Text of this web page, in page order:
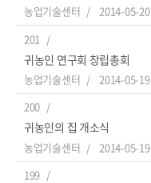
농업기술센터 2014-05-20
201
귀농인 연구회 창립총회
농업기술센터 2014-05-19
200
귀농인의 집 개소식
농업기술센터 2014-05-19
199